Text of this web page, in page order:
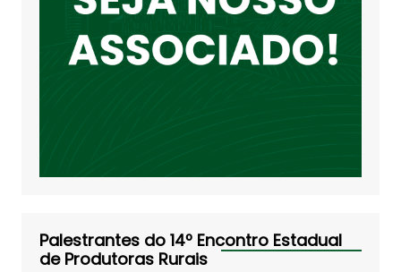
Palestrantes do 14º Encontro Estadual
de Produtoras Rurais